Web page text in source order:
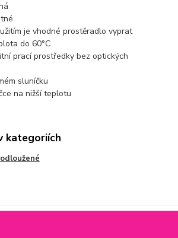
je vhodné prostěradlo vyprat
do 60°C
prací prostředky bez optických
sluníčku
na nižší teplotu
kategoriích